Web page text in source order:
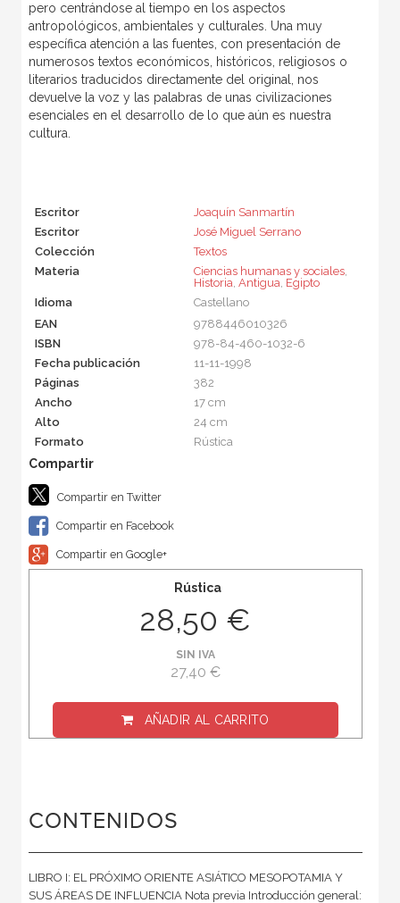
pero centrándose al tiempo en los aspectos
antropológicos, ambientales y culturales. Una muy
específica atención a las fuentes, con presentación de
numerosos textos económicos, históricos, religiosos o
literarios traducidos directamente del original, nos
devuelve la voz y las palabras de unas civilizaciones
esenciales en el desarrollo de lo que aún es nuestra
cultura.
Escritor
Joaquín Sanmartín
Escritor
José Miguel Serrano
Colección
Textos
Materia
Ciencias humanas y sociales,
Historia, Antigua, Egipto
Idioma
Castellano
EAN
9788446010326
ISBN
978-84-460-1032-6
Fecha publicación
11-11-1998
Páginas
382
Ancho
17 cm
Alto
24 cm
Formato
Rústica
Compartir en Twitter
Compartir en Facebook
Compartir en Google+
Rústica
28,50 €
SIN IVA
27,40 €
AÑADIR AL CARRITO
CONTENIDOS
LIBRO I: EL PRÓXIMO ORIENTE ASIÁTICO MESOPOTAMIA Y
SUS ÁREAS DE INFLUENCIA Nota previa Introducción general: